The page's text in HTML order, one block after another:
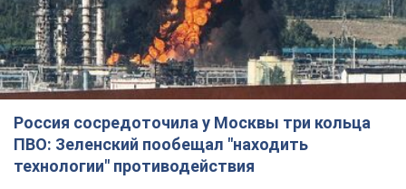
Россия сосредоточила у Москвы три кольца
ПВО: Зеленский пообещал "находить
технологии" противодействия